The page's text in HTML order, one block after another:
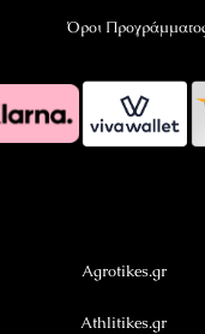
Όροι
Agrotikes.gr
Athlitikes.gr